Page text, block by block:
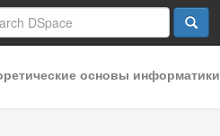
основы информатики